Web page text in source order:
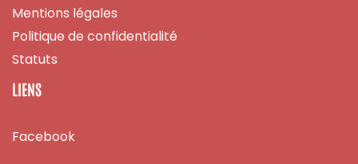
Mentions légales
Politique de confidentialité
Statuts
LIENS
Facebook